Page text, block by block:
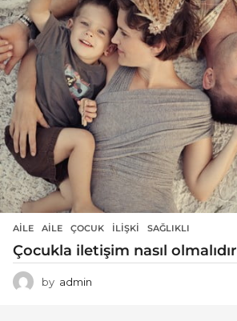
AILE AILE ,ÇOCUK ,ILIŞKI ,SAĞLIKLI
Çocukla iletişim nasıl olmalıdır
by admin